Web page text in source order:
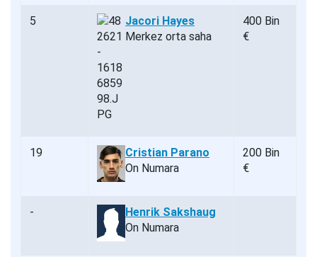
5
Jacori Hayes
Merkez orta saha
400 Bin
€
19
Cristian Parano
On Numara
200 Bin
€
-
Henrik Sakshaug
On Numara